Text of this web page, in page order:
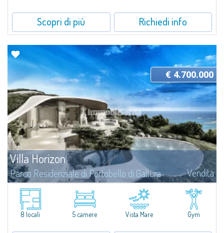
Scopri di più Richiedi info
Villa Horizon
Parco Residenziale di Portobello di Gallura Vendita
Villa Horizon è la scelta ideale per chi è alla ricerca di un contesto familiare
e genuino da vivere tutto l'anno. Grazie alla tranquillità ed alla pace che
regnano sovrane, e...
€ 4.700.000
8 locali 5 camere Vista Mare Gym